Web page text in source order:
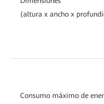
(altura x ancho x
Consumo máximo de